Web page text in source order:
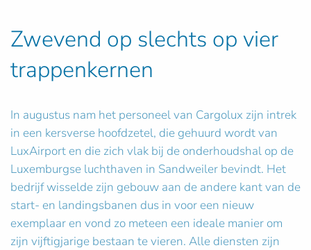
Zwevend op slechts op vier
trappenkernen
In augustus nam het personeel van Cargolux zijn intrek
in een kersverse hoofdzetel, die gehuurd wordt van
LuxAirport en die zich vlak bij de onderhoudshal op de
Luxemburgse luchthaven in Sandweiler bevindt. Het
bedrijf wisselde zijn gebouw aan de andere kant van de
start- en landingsbanen dus in voor een nieuw
exemplaar en vond zo meteen een ideale manier om
zijn vijftigjarige bestaan te vieren. Alle diensten zijn